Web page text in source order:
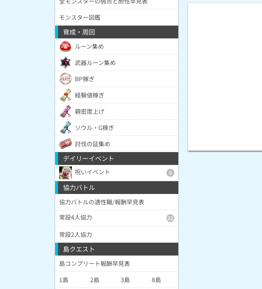
モンスター図鑑
育成・周回
ルーン集め
武器ルーン集め
BP稼ぎ
経験値稼ぎ
親密度上げ
ソウル・G稼ぎ
討伐の証集め
デイリーイベント
呪いイベント 9
協力バトル
協力バトルの適性職/報酬早見表
常設4人協力
22
常設2人協力
島クエスト
島コンプリート報酬早見表
1島
2島 3島
8島